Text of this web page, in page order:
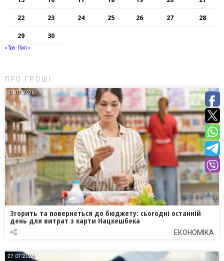
22 23 24 25 26 27 28
29 30
« Тра Лип »
ПРО ГРОШІ
31.07.2026
Згорить та повернеться до бюджету: сьогодні останній
день для витрат з карти Нацкешбека
ЕКОНОМІКА
27.07.2026